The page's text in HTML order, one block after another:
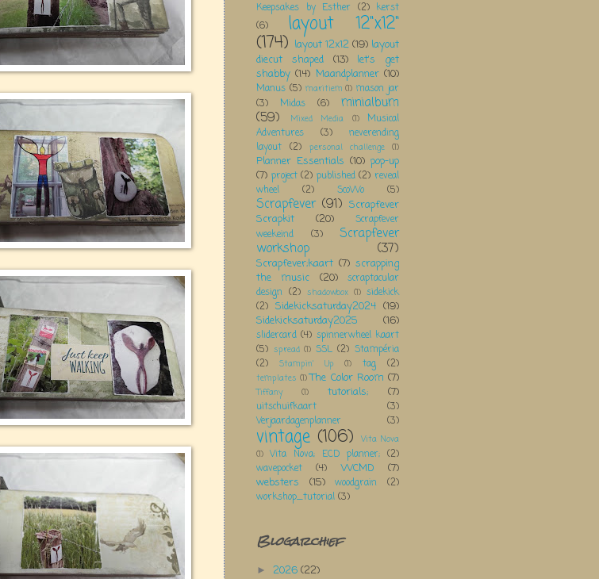
Keepsakes by Esther (2) kerst
(6)
layout 12"x12"
(174) layout 12x12 (19) layout
diecut shaped
(13)
let's get
shabby (14) Maandplanner (10)
Manus (5) maritiem (1) mason jar
(3)
Midas (6) minialbum
(59) Mixed Media (1)
Musical
Adventures
(3)
neverending
layout (2) personal challenge (1)
Planner Essentials (10) pop-up
(7) project (2) published (2) reveal
wheel
(2) ScoWo (5)
Scrapfever (91) Scrapfever
Scrapkit
(20)
Scrapfever
weekeind
(3) Scrapfever
workshop (37)
Scrapfever;kaart (7) scrapping
the music
(20)
scraptacular
design (2) shadowbox (1) sidekick
(2) Sidekicksaturday2024 (19)
Sidekicksaturday2025
(16)
slidercard (4) spinnerwheel kaart
(5) spread (1) SSL (2) Stampéria
(2)
Stampin' Up (1) tag (2)
templates (1) The Color Room (7)
Tiffany (1) tutorials; (7)
uitschuifkaart
(3)
Verjaardagenplanner
(3)
vintage (106)
Vita Nova
(1) Vita Nova; ECD planner; (2)
wavepocket
(4) WCMD
(7)
websters
(15) woodgrain
(2)
workshop_tutorial (3)
Blogarchief
► 2026 (22)